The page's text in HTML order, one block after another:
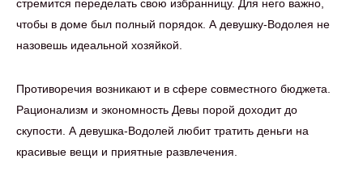
стремится переделать свою избранницу. Для него важно,
чтобы в доме был полный порядок. А девушку-Водолея не
назовешь идеальной хозяйкой.
Противоречия возникают и в сфере совместного бюджета.
Рационализм и экономность Девы порой доходит до
скупости. А девушка-Водолей любит тратить деньги на
красивые вещи и приятные развлечения.